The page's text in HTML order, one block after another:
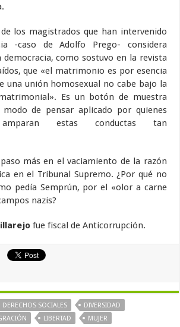
los magistrados que han intervenido
-caso de Adolfo Prego- considera
como sostuvo en la revista
que «el matrimonio es por esencia
una unión homosexual no cabe bajo la
Es un botón de muestra
de pensar aplicado por quienes
estas conductas tan
más en el vaciamiento de la razón
en el Tribunal Supremo. ¿Por qué no
pedía Semprún, por el «olor a carne
nazis?
fue fiscal de Anticorrupción.
DERECHOS SOCIALES
DIVERSIDAD
LIBERTAD
MUJER